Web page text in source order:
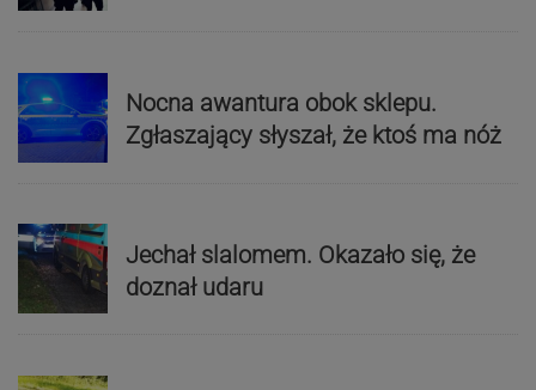
Nocna awantura obok sklepu.
Zgłaszający słyszał, że ktoś ma nóż
Jechał slalomem. Okazało się, że
doznał udaru